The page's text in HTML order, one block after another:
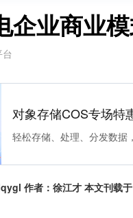
企业商业
对象存储COS专场特
轻松存储、处理、分发数据
作者：徐江才 本文刊载